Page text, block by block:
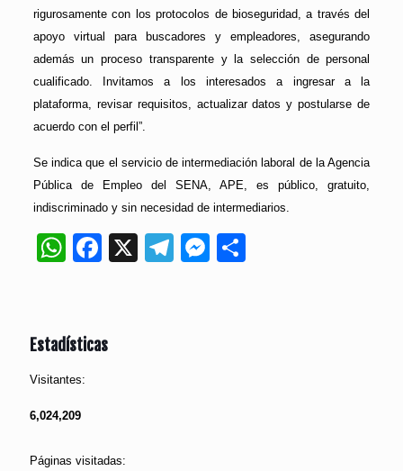
rigurosamente con los protocolos de bioseguridad, a través del
apoyo virtual para buscadores y empleadores, asegurando
además un proceso transparente y la selección de personal
cualificado. Invitamos a los interesados a ingresar a la
plataforma, revisar requisitos, actualizar datos y postularse de
acuerdo con el perfil”.
Se indica que el servicio de intermediación laboral de la Agencia
Pública de Empleo del SENA, APE, es público, gratuito,
indiscriminado y sin necesidad de intermediarios.
WhatsApp
Facebook
X Telegram
Messenger
Estadísticas
Visitantes:
6,024,209
Páginas visitadas: